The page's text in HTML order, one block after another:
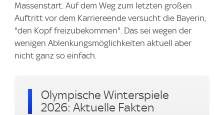
Massenstart. Auf dem Weg zum letzten großen
Auftritt vor dem Karriereende versucht die Bayerin,
"den Kopf freizubekommen". Das sei wegen der
wenigen Ablenkungsmöglichkeiten aktuell aber
nicht ganz so einfach.
Olympische Winterspiele
2026: Aktuelle Fakten